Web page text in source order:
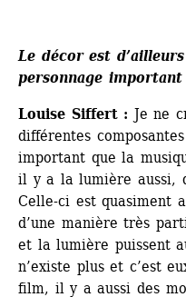
Le décor est
personnage
Louise Siffert : Je ne
différentes
important que la
il y a la lumière aussi,
Celle-ci est quasiment
d’une manière très
et la lumière puissent
n’existe plus et c’est
film, il y a aussi des